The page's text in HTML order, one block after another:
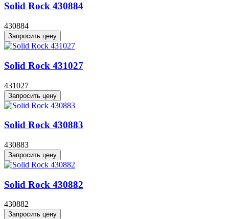
Solid Rock 430884
430884
Запросить цену
Solid Rock 431027
431027
Запросить цену
Solid Rock 430883
430883
Запросить цену
Solid Rock 430882
430882
Запросить цену